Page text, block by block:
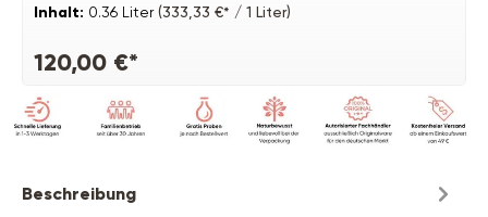
Inhalt: 0.36 Liter(333,33 €* / 1 Liter)
120,00 €*
Beschreibung